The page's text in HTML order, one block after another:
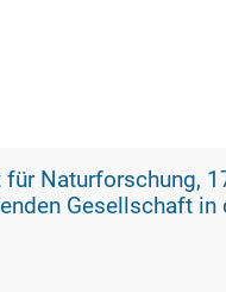
- Vortragsveranstaltungen der
Gesellschaft